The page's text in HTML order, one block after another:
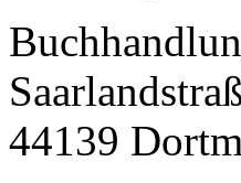
44139